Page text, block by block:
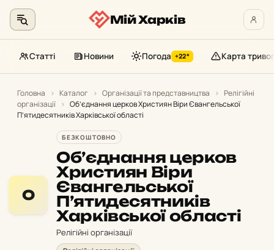
контенту
Мій Харків
Статті Новини Погода +22° Карта тривог
Головна › Каталог › Організації та представництва › Релігійні
організації › Об’єднання церков Християн Віри Євангельської
П’ятидесятників Харківської області
О
БЕЗКОШТОВНО
Об’єднання церков
Християн Віри
Євангельської
П’ятидесятників
Харківської області
Релігійні організації